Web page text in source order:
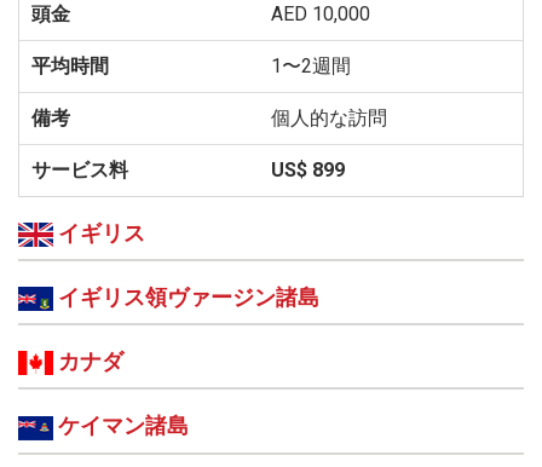
AED 10,000
1〜2週間
個人的な訪問
US$ 899
イギリス
イギリス領ヴァージン諸島
カナダ
ケイマン諸島